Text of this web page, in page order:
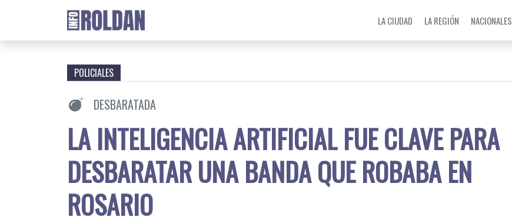
LA CIUDAD LA REGIÓN NACIONALES
POLICIALES
DESBARATADA
LA INTELIGENCIA ARTIFICIAL FUE CLAVE PARA
DESBARATAR UNA BANDA QUE ROBABA EN
ROSARIO